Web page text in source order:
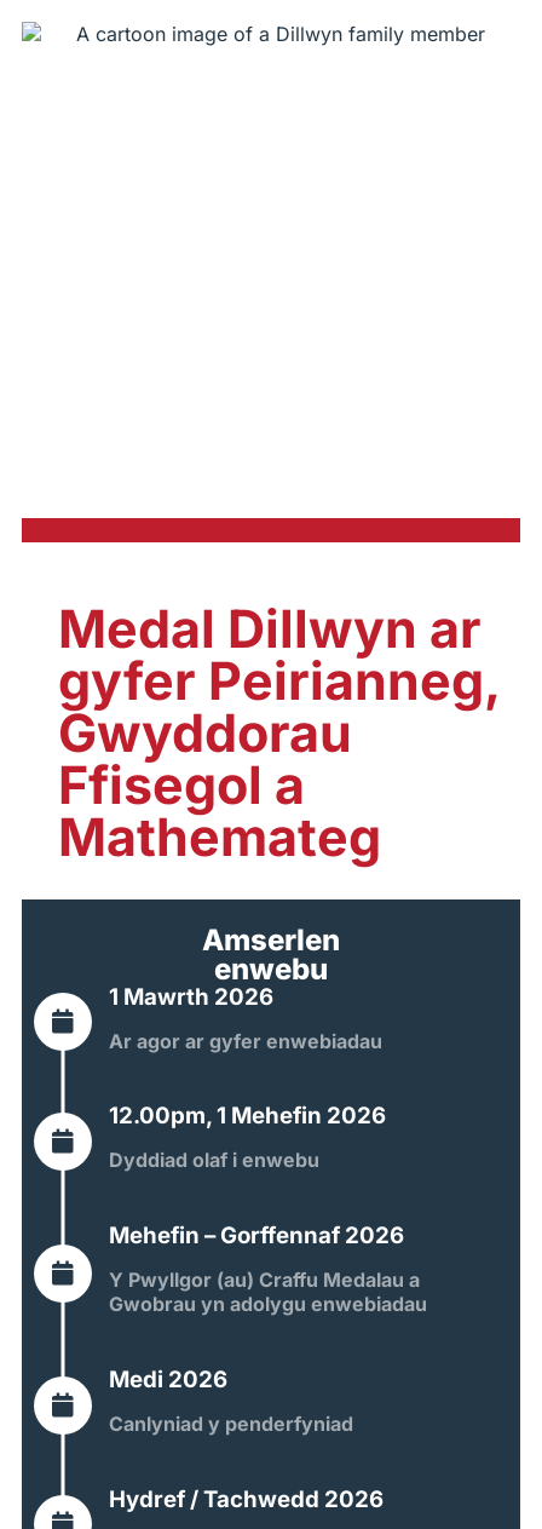
Medal Dillwyn ar
gyfer Peirianneg,
Gwyddorau
Ffisegol a
Mathemateg
Amserlen
enwebu
1 Mawrth 2026
Ar agor ar gyfer enwebiadau
12.00pm, 1 Mehefin 2026
Dyddiad olaf i enwebu
Mehefin – Gorffennaf 2026
Y Pwyllgor (au) Craffu Medalau a
Gwobrau yn adolygu enwebiadau
Medi 2026
Canlyniad y penderfyniad
Hydref / Tachwedd 2026